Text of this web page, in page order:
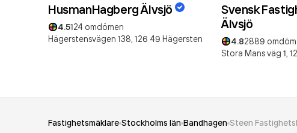
HusmanHagberg Älvsjö
4.5124 omdömen
Hägerstensvägen 138, 126 49 Hägersten
Svensk
Älvsjö
4.82889
Stora Mans väg 1,
Fastighetsmäklare Stockholms län Bandhagen Steen